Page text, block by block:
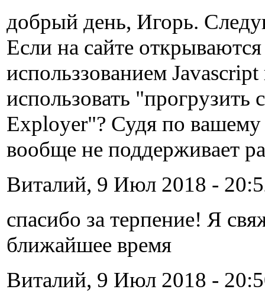
добрый день, Игорь.
Если на сайте
использзованием
использовать "прогрузить
Exployer"? Судя по
вообще не поддерживает
Виталий, 9 Июл 2018 -
спасибо за терпение! Я
ближайшее время
Виталий, 9 Июл 2018 -